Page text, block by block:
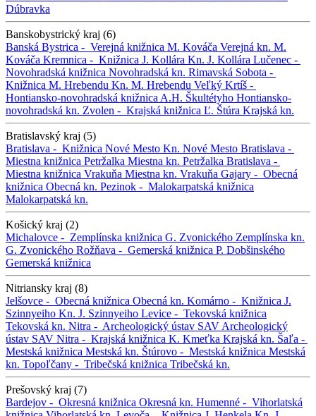
Dúbravka
Banskobystrický kraj (6)
Banská Bystrica - Verejná knižnica M. Kováča Verejná kn. M.
Kováča Kremnica - Knižnica J. Kollára Kn. J. Kollára Lučenec -
Novohradská knižnica Novohradská kn. Rimavská Sobota -
Knižnica M. Hrebendu Kn. M. Hrebendu Veľký Krtíš -
Hontiansko-novohradská knižnica A.H. Škultétyho Hontiansko-
novohradská kn. Zvolen - Krajská knižnica Ľ. Štúra Krajská kn.
Bratislavský kraj (5)
Bratislava - Knižnica Nové Mesto Kn. Nové Mesto Bratislava -
Miestna knižnica Petržalka Miestna kn. Petržalka Bratislava -
Miestna knižnica Vrakuňa Miestna kn. Vrakuňa Gajary - Obecná
knižnica Obecná kn. Pezinok - Malokarpatská knižnica
Malokarpatská kn.
Košický kraj (2)
Michalovce - Zemplínska knižnica G. Zvonického Zemplínska kn.
G. Zvonického Rožňava - Gemerská knižnica P. Dobšinského
Gemerská knižnica
Nitriansky kraj (8)
Jelšovce - Obecná knižnica Obecná kn. Komárno - Knižnica J.
Szinnyeiho Kn. J. Szinnyeiho Levice - Tekovská knižnica
Tekovská kn. Nitra - Archeologický ústav SAV Archeologický
ústav SAV Nitra - Krajská knižnica K. Kmeťka Krajská kn. Šaľa -
Mestská knižnica Mestská kn. Štúrovo - Mestská knižnica Mestská
kn. Topoľčany - Tribečská knižnica Tribečská kn.
Prešovský kraj (7)
Bardejov - Okresná knižnica Okresná kn. Humenné - Vihorlatská